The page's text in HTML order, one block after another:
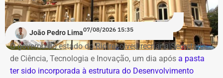
João Pedro Lima07/08/2026 15:35
O governo do estado do Rio resolveu recriar a Secretaria
de Ciência, Tecnologia e Inovação, um dia após a pasta
ter sido incorporada à estrutura do Desenvolvimento